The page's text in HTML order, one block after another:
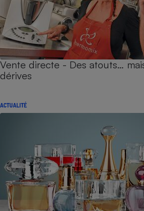
Vente directe - Des atouts…
dérives
ACTUALITÉ